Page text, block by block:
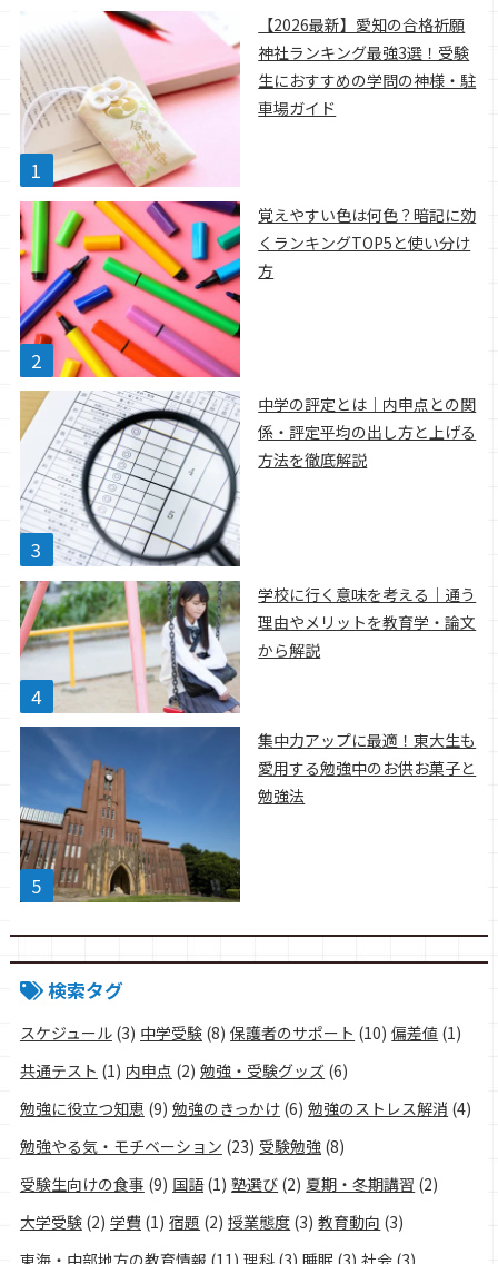
【2026最新】愛知の合格祈願
神社ランキング最強3選！受験
生におすすめの学問の神様・駐
車場ガイド
覚えやすい色は何色？暗記に効
くランキングTOP5と使い分け
方
中学の評定とは｜内申点との関
係・評定平均の出し方と上げる
方法を徹底解説
学校に行く意味を考える｜通う
理由やメリットを教育学・論文
から解説
集中力アップに最適！東大生も
愛用する勉強中のお供お菓子と
勉強法
検索タグ
スケジュール(3) 中学受験 (8) 保護者のサポート (10) 偏差値 (1)
共通テスト (1) 内申点 (2) 勉強・受験グッズ (6)
勉強に役立つ知恵 (9) 勉強のきっかけ (6) 勉強のストレス解消 (4)
勉強やる気・モチベーション (23) 受験勉強 (8)
受験生向けの食事 (9) 国語(1) 塾選び (2) 夏期・冬期講習 (2)
大学受験(2) 学費 (1) 宿題 (2) 授業態度 (3) 教育動向 (3)